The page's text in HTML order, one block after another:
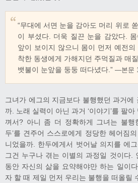
“무대에 서면 눈을 감아도 머리 위로
이 부셨다. 더욱 질끈 눈을 감았다.
앞이 보이지 않으니 몸이 먼저 예전의
착한 동생에게 가해지던 주먹질과 매
뱃불이 눈앞을 둥둥 떠다녔다.” ―본문
그녀가 에그의 지금보다 불행했던 과거에
까. 노래 실력이 아닌 과거 ‘이야기’를 팔
껴서? 아니 좀 더 정확하게 그녀는 불행
두’를 견주어 스스로에게 정당한 헤어짐
니었을까. 한두에게서 벗어날 의지를 에
그건 누구나 겪는 이별의 과정일 것이다.
동안 자신의 삶을 요약해야만 하는 일이
자 할 때 제일 먼저 우리는 불행을 떠올릴